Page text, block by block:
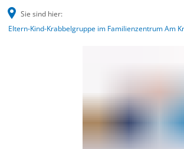
Sie sind hier:
Eltern-Kind-Krabbelgruppe im Familienzentrum Am
Krabbelgruppe
Familienzentrum